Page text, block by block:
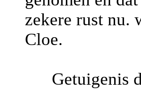
zekere rust nu.
Cloe.
Getuigenis